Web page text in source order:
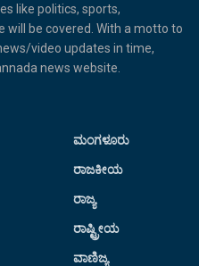
like politics, sports,
will be covered. With a motto to
video updates in time,
news website.
ಮಂಗಳೂರು
ರಾಜಕೀಯ
ರಾಜ್ಯ
ರಾಷ್ಟ್ರೀಯ
ವಾಣಿಜ್ಯ